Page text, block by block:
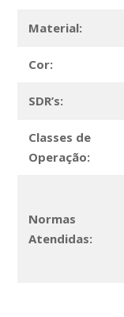
Material:
Cor:
SDR’s:
Classes de
Operação:
Normas
Atendidas: